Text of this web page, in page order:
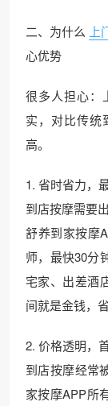
二、为什么 上
心优势
很多人担心：
实，对比传统
高。
1. 省时省力，
到店按摩需要
舒养到家按摩
师，最快30分
宅家、出差酒
间就是金钱，
2. 价格透明，
到店按摩经常
家按摩APP所